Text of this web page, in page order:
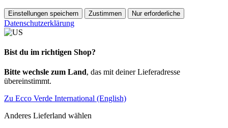
Einstellungen speichern Zustimmen Nur erforderliche
Datenschutzerklärung
Bist du im richtigen Shop?
Bitte wechsle zum Land, das mit deiner Lieferadresse
übereinstimmt.
Zu Ecco Verde International (English)
Anderes Lieferland wählen